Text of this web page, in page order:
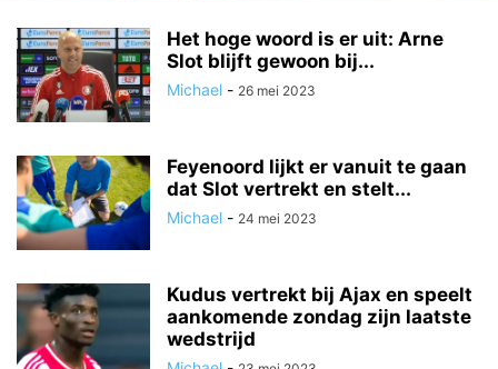
Het hoge woord is er uit: Arne
Slot blijft gewoon bij...
Michael - 26 mei 2023
Feyenoord lijkt er vanuit te gaan
dat Slot vertrekt en stelt...
Michael - 24 mei 2023
Kudus vertrekt bij Ajax en speelt
aankomende zondag zijn laatste
wedstrijd